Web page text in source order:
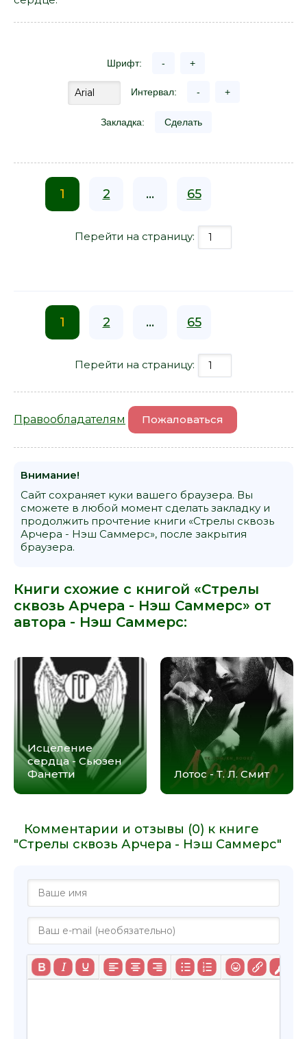
Шрифт: - +
Интервал: - +
Закладка: Сделать
1 2 ... 65
Перейти на страницу:
1 2 ... 65
Перейти на страницу:
Правообладателям Пожаловаться
Внимание!
Сайт сохраняет куки вашего браузера. Вы
сможете в любой момент сделать закладку и
продолжить прочтение книги «Стрелы сквозь
Арчера - Нэш Саммерс», после закрытия
браузера.
Книги схожие с книгой «Стрелы
сквозь Арчера - Нэш Саммерс» от
автора - Нэш Саммерс:
Исцеление
сердца - Сьюзен
Фанетти
Лотос - Т. Л. Смит
Комментарии и отзывы (0) к книге
"Стрелы сквозь Арчера - Нэш Саммерс"